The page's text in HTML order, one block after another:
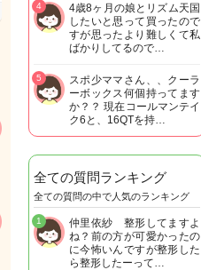
4歳8ヶ月の娘とリズム天国
したいと思って買ったので
すが思ったより難しくて私
ばかりしてるので…
4
スポ少ママさん、、クーラ
ーボックス何個持ってます
か？？ 現在コールマンテイ
ク6と、16QTを持…
5
全ての質問ランキング
全ての質問の中で人気のランキング
仲里依紗 整形してますよ
ね？前の方が可愛かったの
に今怖いんですが整形した
ら整形したーって…
1